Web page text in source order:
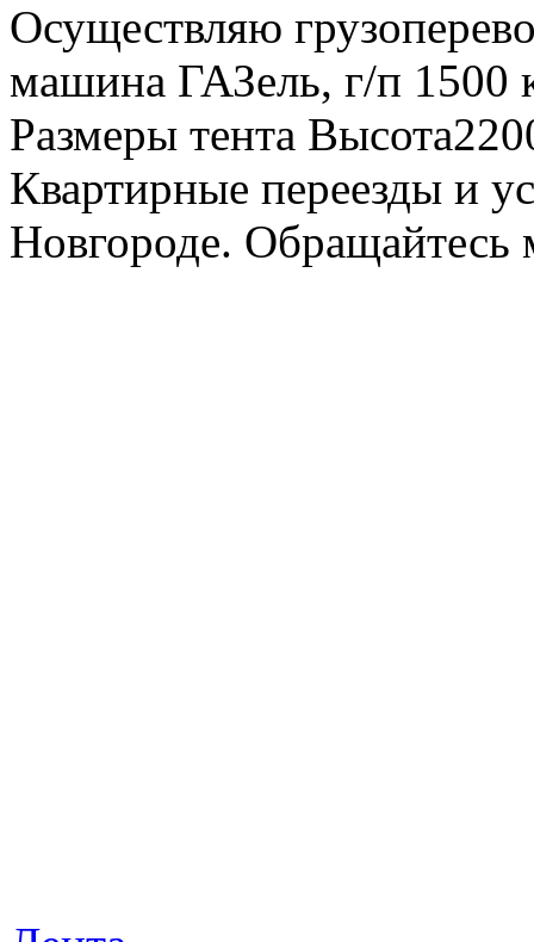
Осуществляю
машина ГАЗель, г/п 1500
Размеры тента
Квартирные переезды и
Новгороде.